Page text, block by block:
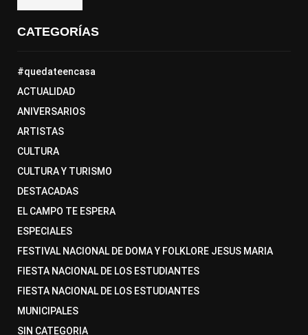
CATEGORÍAS
#quedateencasa
ACTUALIDAD
ANIVERSARIOS
ARTISTAS
CULTURA
CULTURA Y TURISMO
DESTACADAS
EL CAMPO TE ESPERA
ESPECIALES
FESTIVAL NACIONAL DE DOMA Y FOLKLORE JESUS MARIA
FIESTA NACIONAL DE LOS ESTUDIANTES
FIESTA NACIONAL DE LOS ESTUDIANTES
MUNICIPALES
SIN CATEGORIA